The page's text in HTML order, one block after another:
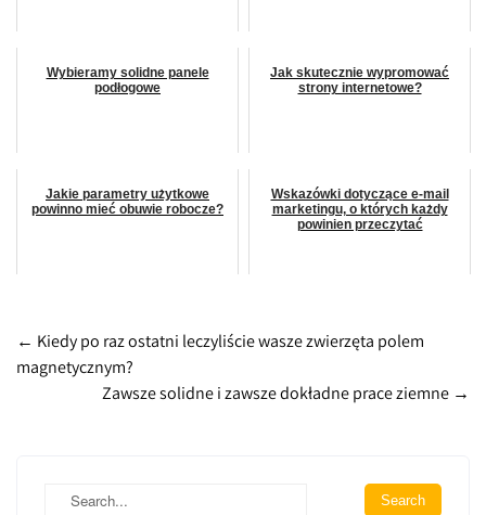
Wybieramy solidne panele
podłogowe
Jak skutecznie wypromować
strony internetowe?
Jakie parametry użytkowe
powinno mieć obuwie robocze?
Wskazówki dotyczące e-mail
marketingu, o których każdy
powinien przeczytać
Post
navigation
← Kiedy po raz ostatni leczyliście wasze zwierzęta polem
magnetycznym?
Zawsze solidne i zawsze dokładne prace ziemne →